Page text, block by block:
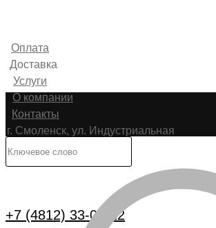
Оплата
Доставка
Услуги
О компании
Контакты
г. Смоленск, ул. Индустриальная
+7 (4812) 33-00-22